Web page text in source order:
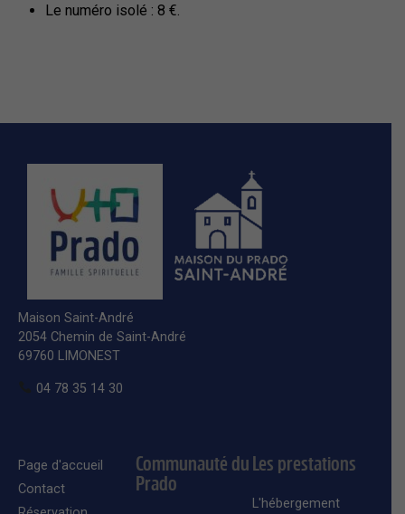
Le numéro isolé : 8 €.
Maison Saint-André
2054 Chemin de Saint-André
69760 LIMONEST
04 78 35 14 30
Page d'accueil
Contact
Communauté du
Prado
Les prestations
L'hébergement